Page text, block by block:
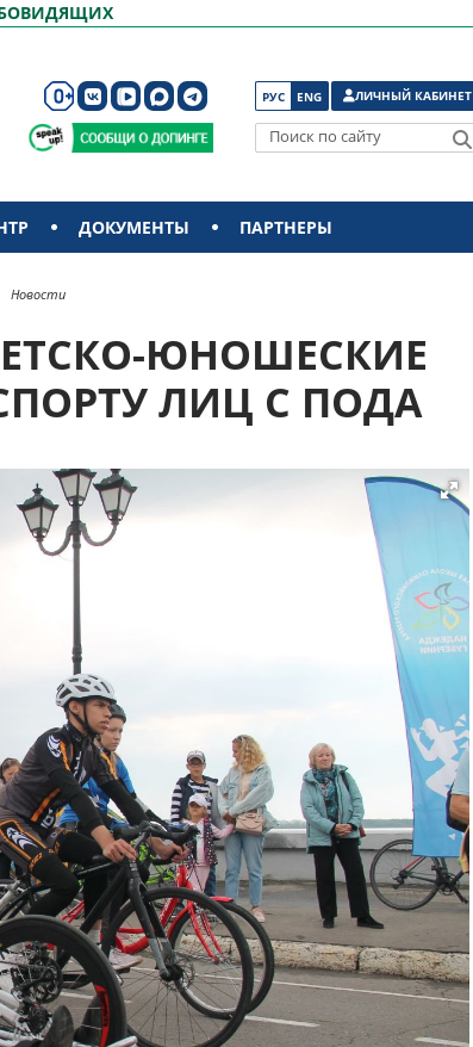
РУС ENG ЛИЧНЫЙ КАБИНЕТ
Поиск по сайту
ДОКУМЕНТЫ ПАРТНЕРЫ
Новости
ЮНОШЕСКИЕ
ЛИЦ С ПОДА